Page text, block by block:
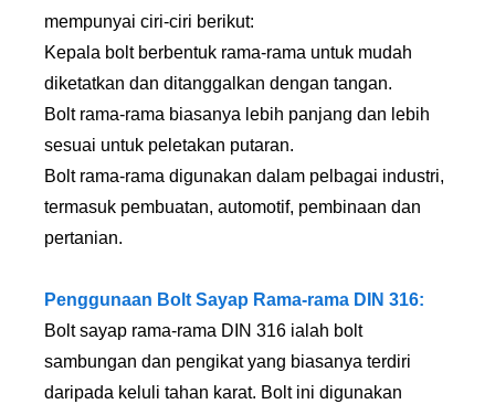
mempunyai ciri-ciri berikut:
Kepala bolt berbentuk rama-rama untuk mudah
diketatkan dan ditanggalkan dengan tangan.
Bolt rama-rama biasanya lebih panjang dan lebih
sesuai untuk peletakan putaran.
Bolt rama-rama digunakan dalam pelbagai industri,
termasuk pembuatan, automotif, pembinaan dan
pertanian.
Penggunaan Bolt Sayap Rama-rama DIN 316:
Bolt sayap rama-rama DIN 316 ialah bolt
sambungan dan pengikat yang biasanya terdiri
daripada keluli tahan karat. Bolt ini digunakan